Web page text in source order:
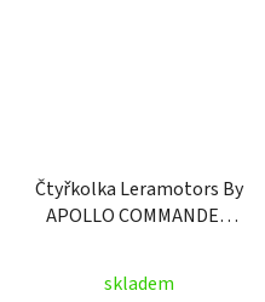
Čtyřkolka Leramotors By
APOLLO COMMANDER
skladem